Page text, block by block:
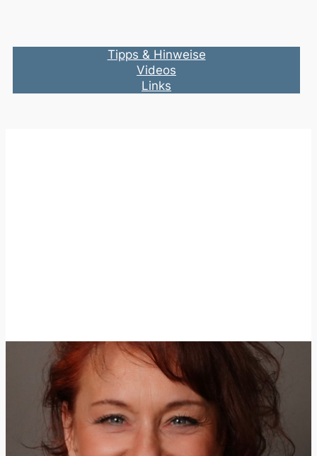
Tipps & Hinweise
Videos
Links